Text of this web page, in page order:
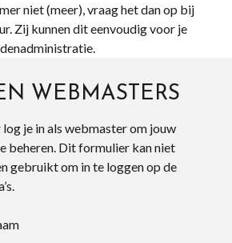
niet (meer), vraag het dan op bij
Zij kunnen dit eenvoudig voor je
WEBMASTERS
je in als webmaster om jouw
beheren. Dit formulier kan niet
gebruikt om in te loggen op de